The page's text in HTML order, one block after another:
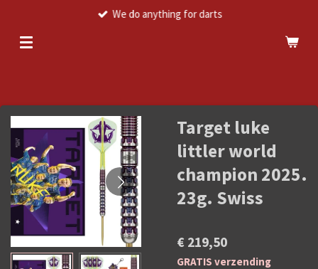
naar
We do anything for darts
Target luke
littler world
champion 2025.
23g. Swiss
€ 219,50
GRATIS verzending